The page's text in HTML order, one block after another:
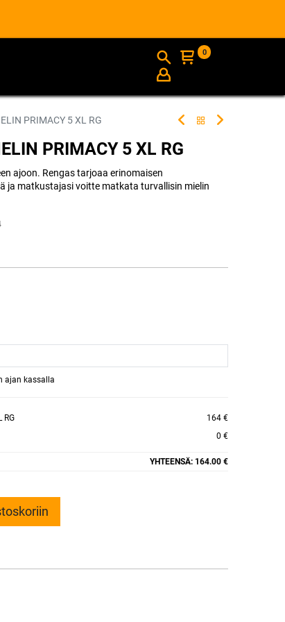
INFO
0
PRIMACY 5 XL RG
PRIMACY 5 XL RG
ajoon. Rengas tarjoaa erinomaisen
ja matkustajasi voitte matkata turvallisin mielin
ajan kassalla
RG
164 €
0 €
YHTEENSÄ: 164.00 €